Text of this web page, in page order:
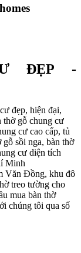
ĐẸP -
đẹp, hiện đại,
thờ gỗ chung cư
cư cao cấp, tủ
sồi nga, bàn thờ
cư diện tích
Minh
Văn Đồng, khu đô
treo tường cho
mua bàn thờ
chúng tôi qua số